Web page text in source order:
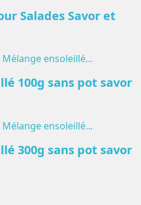
Salades Savor et
100g sans pot savor
300g sans pot savor